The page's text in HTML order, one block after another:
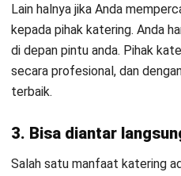
data persediaan yang akurat
3. Aplikasi katering
terkontrol
dengan mendeteksi tanggal
Selain itu,softwareini juga